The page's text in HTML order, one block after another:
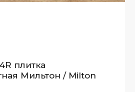
плитка
Мильтон / Milton